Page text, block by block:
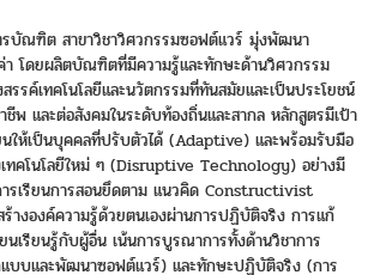
บัณฑิต สาขาวิชาวิศวกรรมซอฟต์แวร์ มุ่งพัฒนา
โดยผลิตบัณฑิตที่มีความรู้และทักษะด้านวิศวกรรม
รรค์เทคโนโลยีและนวัตกรรมที่ทันสมัยและเป็นประโยชน์
าชีพ และต่อสังคมในระดับท้องถิ่นและสากล หลักสูตรมีเป้า
ให้เป็นบุคคลที่ปรับตัวได้ (Adaptive) และพร้อมรับมือ
ทคโนโลยีใหม่ ๆ (Disruptive Technology) อย่างมี
รเรียนการสอนยึดตาม แนวคิด Constructivist
างองค์ความรู้ด้วยตนเองผ่านการปฏิบัติจริง การแก้
เรียนรู้กับผู้อื่น เน้นการบูรณาการทั้งด้านวิชาการ
บบและพัฒนาซอฟต์แวร์) และทักษะปฏิบัติจริง (การ